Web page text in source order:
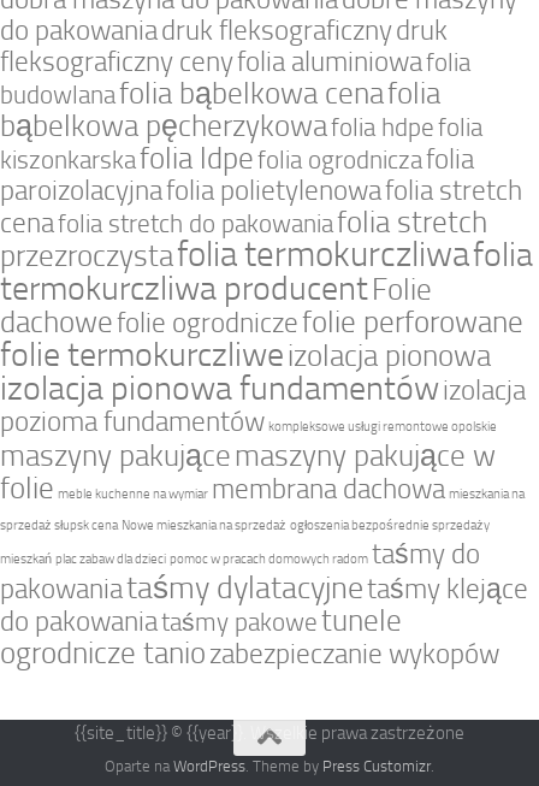
do pakowaniadruk fleksograficznydruk
fleksograficzny cenyfolia aluminiowafolia
budowlanafolia bąbelkowa cenafolia
bąbelkowa pęcherzykowafolia hdpefolia
kiszonkarskafolia ldpefolia ogrodniczafolia
paroizolacyjnafolia polietylenowafolia stretch
cenafolia stretch do pakowaniafolia stretch
przezroczystafolia termokurczliwafolia
termokurczliwa producentFolie
dachowefolie ogrodniczefolie perforowane
folie termokurczliwe izolacja pionowa
izolacja pionowa fundamentówizolacja
pozioma fundamentów kompleksowe usługi remontowe opolskie
maszyny pakujące maszyny pakujące w
folie meble kuchenne na wymiar membrana dachowa mieszkania na
sprzedaż słupsk cena Nowe mieszkania na sprzedaż ogłoszenia bezpośrednie sprzedaży
mieszkań plac zabaw dla dzieci pomoc w pracach domowych radom taśmy do
pakowaniataśmy dylatacyjnetaśmy klejące
do pakowaniataśmy pakowetunele
ogrodnicze taniozabezpieczanie wykopów
{{site_title}} © {{year}}. Wszelkie prawa zastrzeżone
Oparte naWordPress. Theme by Press Customizr.